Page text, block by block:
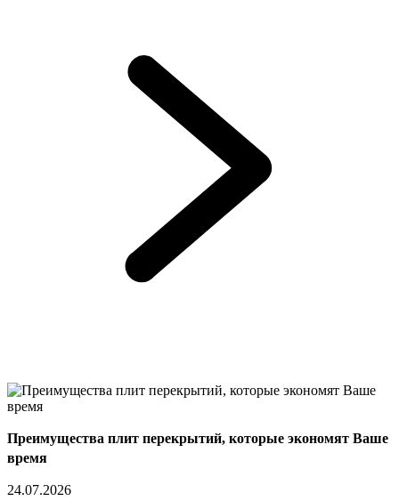
Преимущества плит перекрытий, которые экономят Ваше
время
24.07.2026